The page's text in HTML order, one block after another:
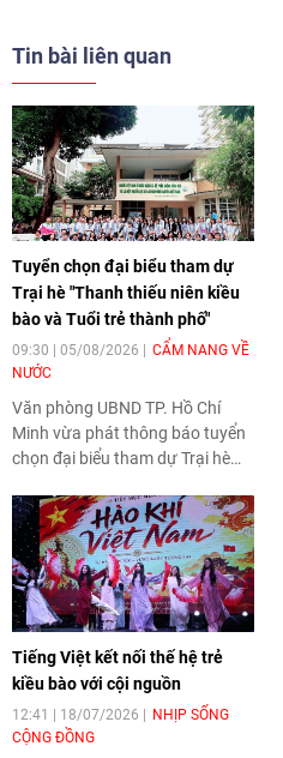
Tin bài liên quan
Tuyển chọn đại biểu tham dự
Trại hè "Thanh thiếu niên kiều
bào và Tuổi trẻ thành phố"
09:30 | 05/08/2026
CẨM NANG VỀ
NƯỚC
Văn phòng UBND TP. Hồ Chí
Minh vừa phát thông báo tuyển
chọn đại biểu tham dự Trại hè
Tuổi trẻ thành phố" lần thứ 19
năm 2026.
Tiếng Việt kết nối thế hệ trẻ
kiều bào với cội nguồn
12:41 | 18/07/2026
NHỊP SỐNG
CỘNG ĐỒNG